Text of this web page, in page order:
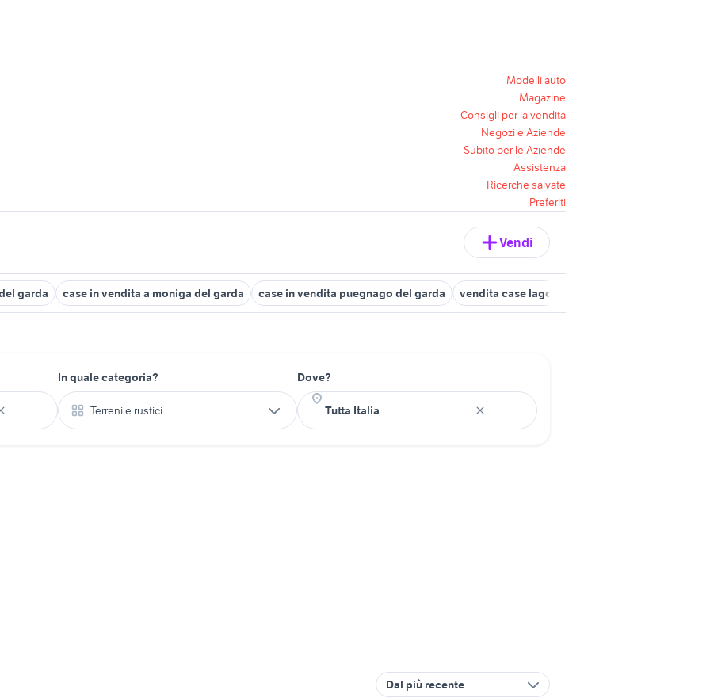
Modelli auto
Magazine
Consigli per la vendita
Negozi e Aziende
Subito per le Aziende
Assistenza
Ricerche salvate
Preferiti
Vendi
garda case in vendita a moniga del garda case in vendita puegnago del garda vendita case lago d orta
In quale categoria?
Terreni e rustici
Dove?
Dal più recente